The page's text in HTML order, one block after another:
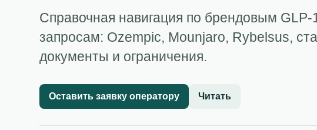
Справочная навигация по брендовым GLP-
запросам: Ozempic, Mounjaro, Rybelsus,
документы и ограничения.
Оставить заявку оператору Читать